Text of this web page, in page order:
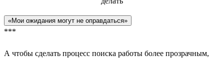
«Мои ожидания могут не оправдаться»
***
А чтобы сделать процесс поиска работы более прозрачным,